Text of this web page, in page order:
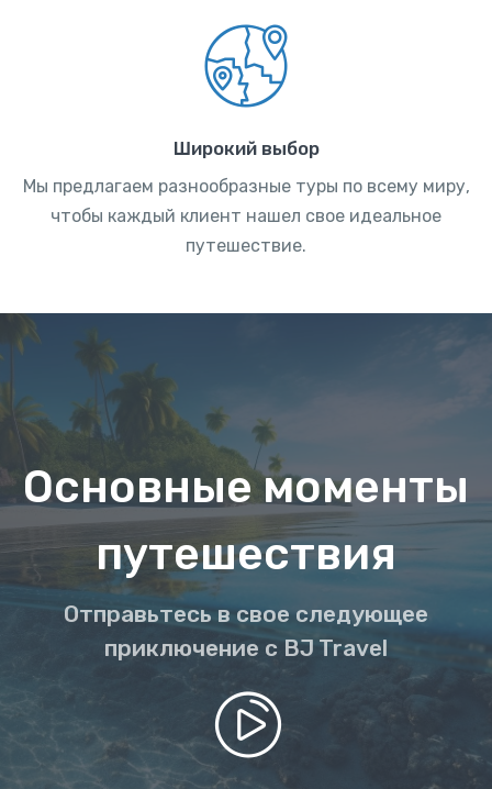
Широкий выбор
Мы предлагаем разнообразные туры по всему миру,
чтобы каждый клиент нашел свое идеальное
путешествие.
Основные моменты
путешествия
Отправьтесь в свое следующее
приключение с BJ Travel